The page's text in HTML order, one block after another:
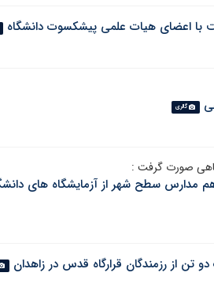
با اعضای هیات علمی پیشکسوت دانشگاه
گالری
صورت گرفت :
مدارس سطح شهر از آزمایشگاه های
از رزمندگان قرارگاه قدس در زاهدان